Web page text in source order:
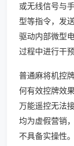
或无线信号与
型等指令，发
驱动内部微型
过程中进行干
普通麻将机控
何有效控牌效
万能遥控无法
均为虚假营销
不具备实操性。